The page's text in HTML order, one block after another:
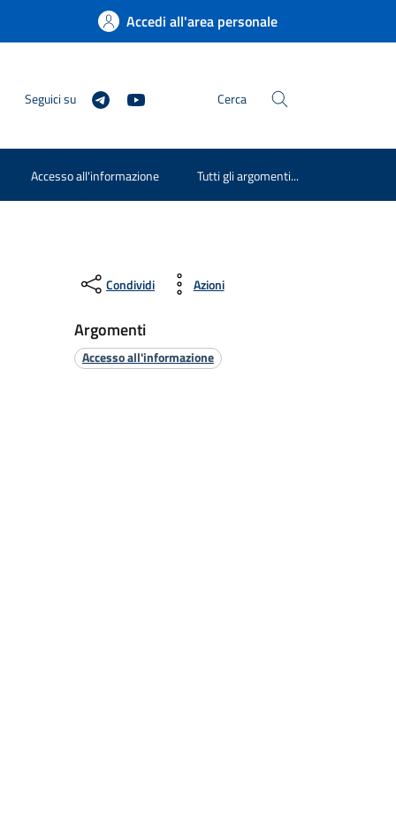
Accedi all'area personale
Seguici su Cerca
Accesso all'informazione Tutti gli argomenti...
Condividi Azioni
Argomenti
Accesso all'informazione